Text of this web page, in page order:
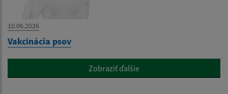
10.06.2026
Vakcinácia psov
Zobraziť ďalšie